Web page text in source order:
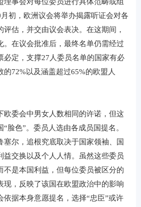
初，欧洲议会将举办揭露听证会对各
估，并交由议会表决。在这期间，
。在议会批准后，最终名单仍需经过
必定，支撑27人委员名单的国家有必
的72%以及涵盖超过65%的欧盟人
委会中男女人数相同的许诺，但这
脸色”。委员人选由各成员国提名。
塞尔，追根究底取决于国家领袖、国
益交换以及个人人情。虽然这些委员
不是本国利益，但每位委员被区分的
现，反映了该国在欧盟政治中的影响
依据本身意愿提名，选择“忠臣”或许